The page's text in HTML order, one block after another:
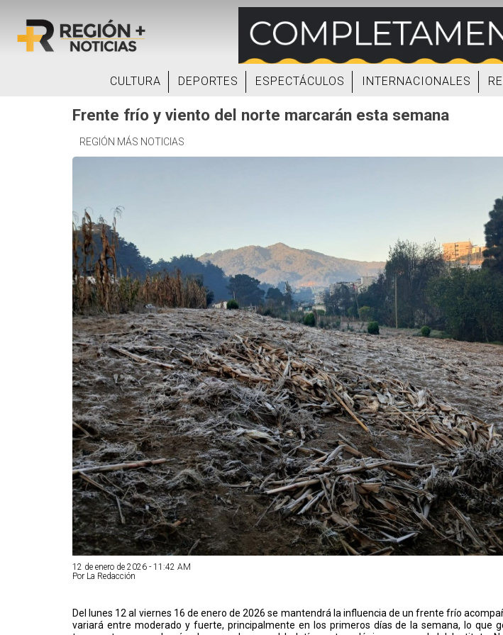
CULTURA DEPORTES ESPECTÁCULOS INTERNACIONALES
Frente frío y viento del norte marcarán esta semana
REGIÓN MÁS NOTICIAS
12 de enero de 2026 - 11:42 AM
Por La Redacción
Del lunes 12 al viernes 16 de enero de 2026 se mantendrá la influencia de un frente frío
variará entre moderado y fuerte, principalmente en los primeros días de la semana, lo que